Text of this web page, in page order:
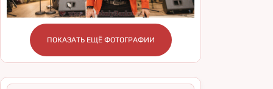
ПОКАЗАТЬ ЕЩЁ ФОТОГРАФИИ